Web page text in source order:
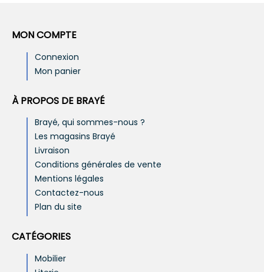
MON COMPTE
Connexion
Mon panier
À PROPOS DE BRAYÉ
Brayé, qui sommes-nous ?
Les magasins Brayé
Livraison
Conditions générales de vente
Mentions légales
Contactez-nous
Plan du site
CATÉGORIES
Mobilier